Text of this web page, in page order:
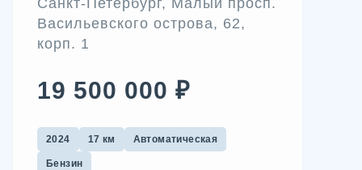
Васильевского острова, 62,
корп. 1
19 500 000 ₽
2024 17 км Автоматическая
Бензин